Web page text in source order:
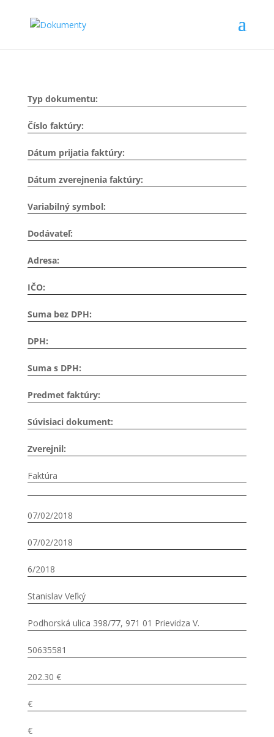
Typ dokumentu:
Číslo faktúry:
Dátum prijatia faktúry:
Dátum zverejnenia faktúry:
Variabilný symbol:
Dodávateľ:
Adresa:
IČO:
Suma bez DPH:
DPH:
Suma s DPH:
Predmet faktúry:
Súvisiaci dokument:
Zverejnil:
Faktúra
07/02/2018
07/02/2018
6/2018
Stanislav Veľký
Podhorská ulica 398/77, 971 01 Prievidza V.
50635581
202.30 €
€
€